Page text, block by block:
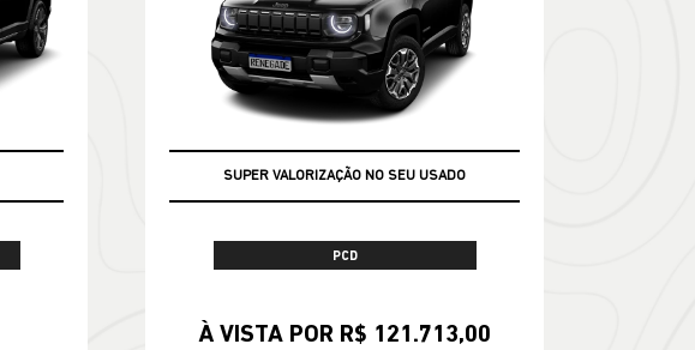
SUPER VALORIZAÇÃO NO SEU USADO
PCD
À VISTA POR R$ 121.713,00